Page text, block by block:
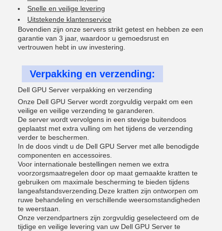
Snelle en veilige levering
Uitstekende klantenservice
Bovendien zijn onze servers strikt getest en hebben ze een
garantie van 3 jaar, waardoor u gemoedsrust en
vertrouwen hebt in uw investering.
Verpakking en verzending:
Dell GPU Server verpakking en verzending
Onze Dell GPU Server wordt zorgvuldig verpakt om een
veilige en veilige verzending te garanderen.
De server wordt vervolgens in een stevige buitendoos
geplaatst met extra vulling om het tijdens de verzending
verder te beschermen.
In de doos vindt u de Dell GPU Server met alle benodigde
componenten en accessoires.
Voor internationale bestellingen nemen we extra
voorzorgsmaatregelen door op maat gemaakte kratten te
gebruiken om maximale bescherming te bieden tijdens
langeafstandsverzending.Deze kratten zijn ontworpen om
ruwe behandeling en verschillende weersomstandigheden
te weerstaan.
Onze verzendpartners zijn zorgvuldig geselecteerd om de
tijdige en veilige levering van uw Dell GPU Server te